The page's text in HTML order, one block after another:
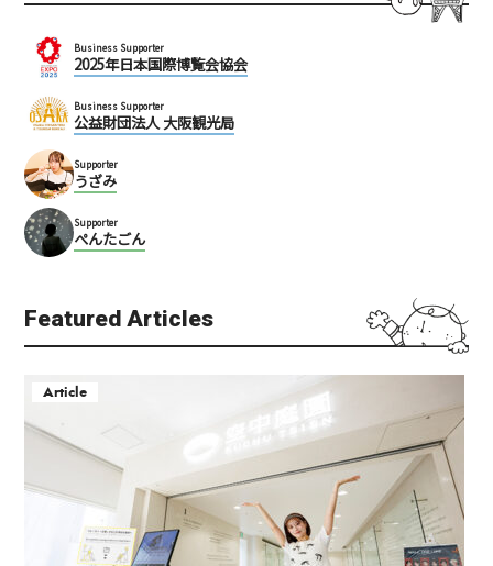
Business Supporter
2025年日本国際博覧会協会
Business Supporter
公益財団法人 大阪観光局
Supporter
うざみ
Supporter
ぺんたごん
Featured Articles
Article